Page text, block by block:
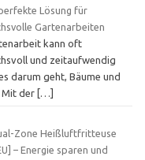
Lösung für
Gartenarbeiten
kann oft
und zeitaufwendig
darum geht, Bäume und
Mit der […]
Zone Heißluftfritteuse
– Energie sparen und